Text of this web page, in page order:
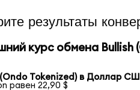
результаты
курс обмена Bullish
Tokenized) в Доллар
равен 22,90 $